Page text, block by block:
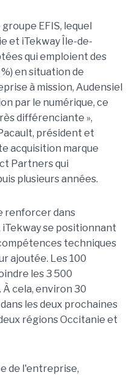
EFIS, lequel
et iTekway Île-de-
qui emploient des
en situation de
à mission, Audensiel
par le numérique, ce
différenciante »,
président et
acquisition marque
Partners qui
plusieurs années.
renforcer dans
se positionnant
techniques
ajoutée. Les 100
les 3 500
cela, environ 30
les deux prochaines
régions Occitanie et
de l'entreprise,